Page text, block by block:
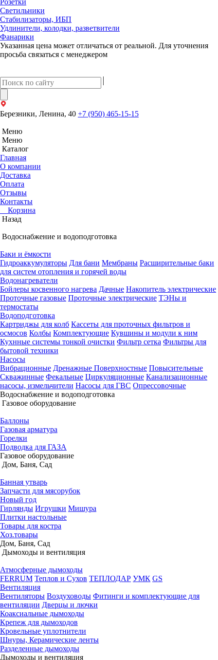
Светильники
Стабилизаторы, ИБП
Удлинители, колодки, разветвители
Фанарики
Указанная цена может отличаться от реальной. Для уточнения
просьба связаться с менеджером
Березники, Ленина, 40 +7 (950) 465-15-15
Меню
Меню
Каталог
Главная
О компании
Доставка
Оплата
Отзывы
Контакты
Корзина
Назад
Водоснабжение и водоподготовка
Баки и ёмкости
Гидроаккумуляторы Для бани Мембраны Расширительные баки
для систем отопления и горячей воды
Водонагреватели
Бойлеры косвенного нагрева Дачные Накопитель электрические
Проточные газовые Проточные электрические ТЭНы и
термостаты
Водоподготовка
Картриджы для колб Кассеты для проточных фильтров и
осмосов Колбы Комплектующие Кувшины и модули к ним
Кухнные системы тонкой очистки Фильтр сетка Фильтры для
бытовой техники
Насосы
Вибрационные Дренажные Поверхностные Повысительные
Скважинные Фекальные Циркуляционные Канализационные
насосы, измельчители Насосы для ГВС Опрессовочные
Водоснабжение и водоподготовка
Газовое оборудование
Баллоны
Газовая арматура
Горелки
Подводка для ГАЗА
Газовое оборудование
Дом, Баня, Сад
Банная утварь
Запчасти для мясорубок
Новый год
Гирлянды Игрушки Мишура
Плитки настольные
Товары для костра
Хоз.товары
Дом, Баня, Сад
Дымоходы и вентиляция
Атмосферные дымоходы
FERRUM Теплов и Сухов ТЕПЛОДАР УМК GS
Вентиляция
Вентиляторы Воздуховоды Фитинги и комплектующие для
вентиляции Дверцы и лючки
Коаксиальные дымоходы
Крепеж для дымоходов
Кровельные уплотнители
Шнуры, Керамические ленты
Разделенные дымоходы
Дымоходы и вентиляция